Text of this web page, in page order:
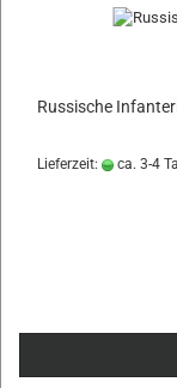
Russische
Lieferzeit: ca. 3-4